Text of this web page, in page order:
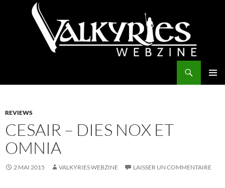
REVIEWS
CESAIR – DIES NOX ET
OMNIA
2 MAI 2015 VALKYRIES WEBZINE LAISSER UN COMMENTAIRE